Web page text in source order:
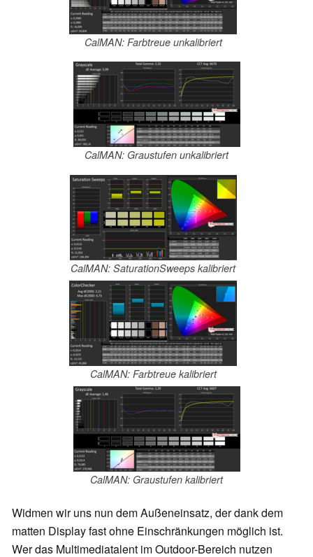
CalMAN: Farbtreue unkalibriert
CalMAN: Graustufen unkalibriert
CalMAN: SaturationSweeps kalibriert
CalMAN: Farbtreue kalibriert
CalMAN: Graustufen kalibriert
Widmen wir uns nun dem Außeneinsatz, der dank dem
matten Display fast ohne Einschränkungen möglich ist.
Wer das Multimediatalent im Outdoor-Bereich nutzen